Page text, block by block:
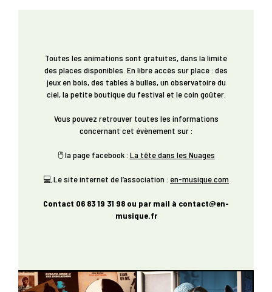
Toutes les animations sont gratuites, dans la limite
des places disponibles. En libre accès sur place : des
jeux en bois, des tables à bulles, un observatoire du
ciel, la petite boutique du festival et le coin goûter.
Vous pouvez retrouver toutes les informations
concernant cet évènement sur :
🖱 la page facebook : La tête dans les Nuages
💻 Le site internet de l’association : en-musique.com
Contact 06 83 19 31 98 ou par mail à contact@en-
musique.fr